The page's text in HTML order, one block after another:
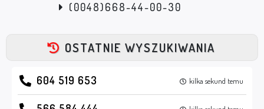
(0048)668-44-00-30
OSTATNIE WYSZUKIWANIA
604 519 653 kilka sekund temu